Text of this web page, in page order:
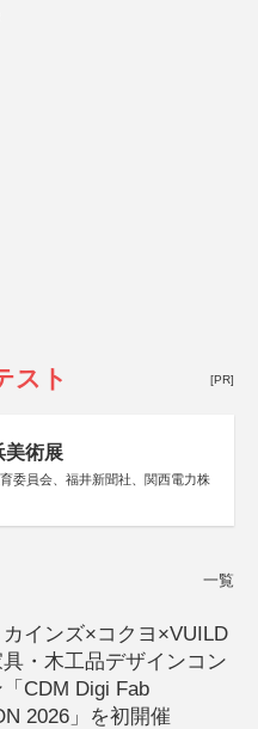
スト [PR]
美術展
委員会、福井新聞社、関西電力株
一覧
カインズ×コクヨ×VUILD
・木工品デザインコン
CDM Digi Fab
2026」を初開催